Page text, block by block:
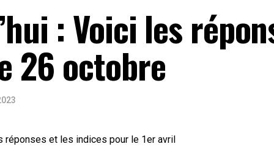
: Voici les
26 octobre